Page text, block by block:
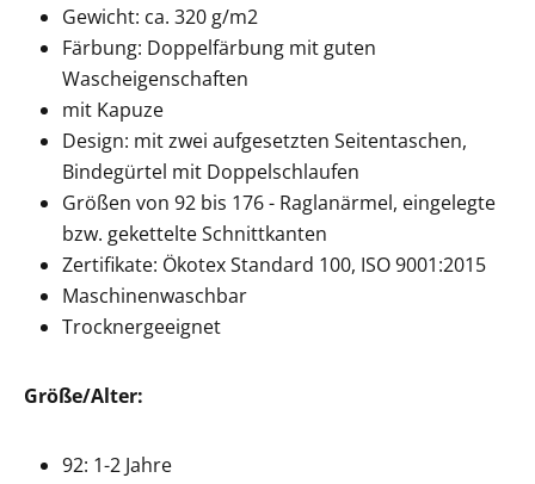
Gewicht: ca. 320 g/m2
Färbung: Doppelfärbung mit guten
Wascheigenschaften
mit Kapuze
Design: mit zwei aufgesetzten Seitentaschen,
Bindegürtel mit Doppelschlaufen
Größen von 92 bis 176 - Raglanärmel, eingelegte
bzw. gekettelte Schnittkanten
Zertifikate: Ökotex Standard 100, ISO 9001:2015
Maschinenwaschbar
Trocknergeeignet
Größe/Alter:
92: 1-2 Jahre